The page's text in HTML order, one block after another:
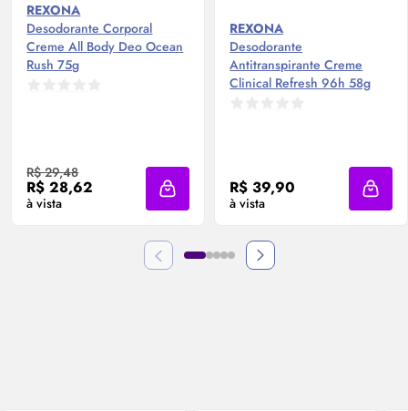
REXONA
Desodorante Corporal
Creme All Body Deo Ocean
Rush 75g
R$ 29,48
R$ 28,62
à vista Adicionar à sacola
REXONA
Desodorante
Antitranspirante Creme
Clinical Refresh 96h 58g
R$ 39,90
à vista